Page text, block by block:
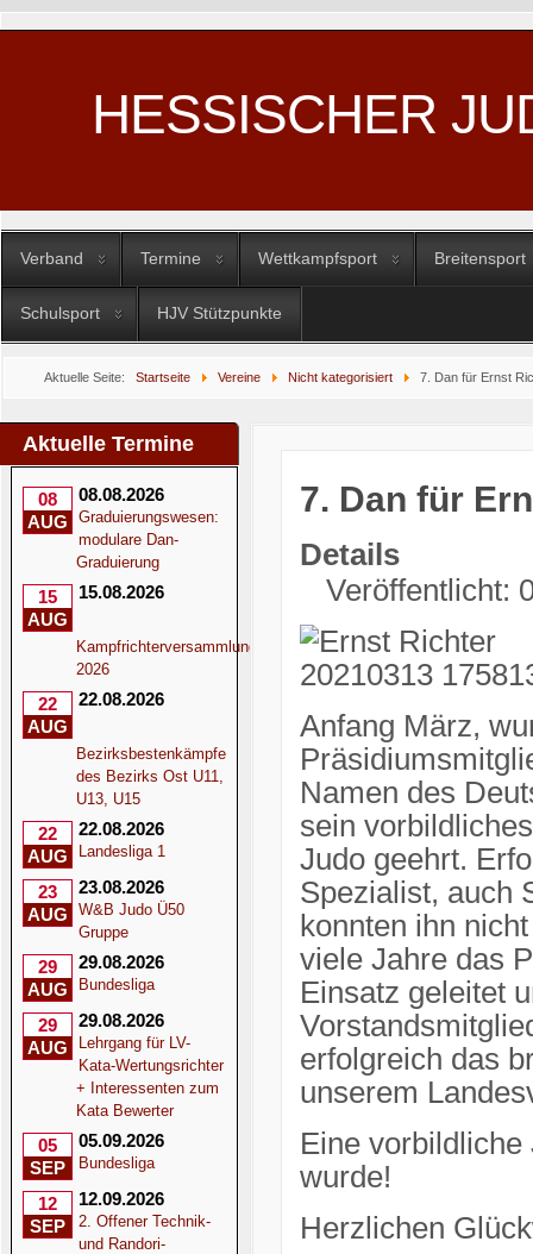
HESSISCHER
Verband Termine Wettkampfsport Breitensport
Schulsport HJV Stützpunkte
Aktuelle Seite: Startseite Vereine Nicht kategorisiert 7. Dan für Ernst
Aktuelle Termine
08
AUG
08.08.2026
Graduierungswesen:
modulare Dan-
Graduierung
15
AUG
15.08.2026
Kampfrichterversammlung
2026
22
AUG
22.08.2026
Bezirksbestenkämpfe
des Bezirks Ost U11,
U13, U15
22
AUG
22.08.2026
Landesliga 1
23
AUG
23.08.2026
W&B Judo Ü50
Gruppe
29
AUG
29.08.2026
Bundesliga
29
AUG
29.08.2026
Lehrgang für LV-
Kata-Wertungsrichter
+ Interessenten zum
Kata Bewerter
05
SEP
05.09.2026
Bundesliga
12
SEP
12.09.2026
2. Offener Technik-
und Randori-
7. Dan für
Details
Veröffentlicht:
Anfang März,
Namen des
sein
Judo geehrt.
Spezialist, auch
konnten ihn
viele Jahre das
Einsatz geleitet
erfolgreich das
unserem
Eine
wurde!
Herzlichen